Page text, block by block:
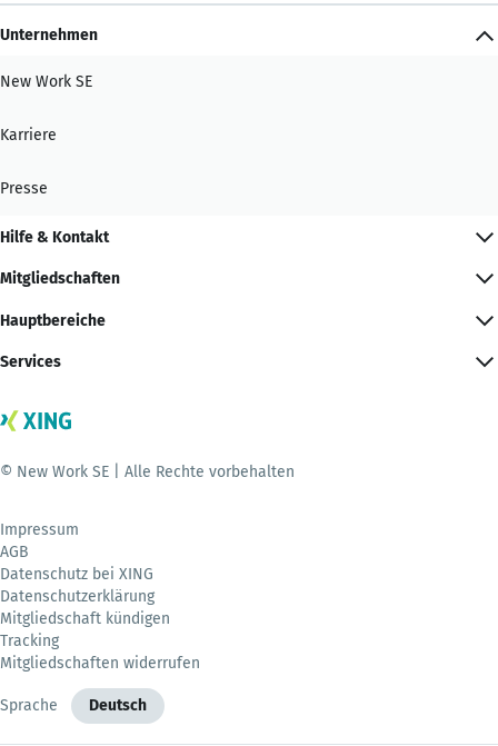
Unternehmen
New Work SE
Karriere
Presse
Hilfe & Kontakt
Mitgliedschaften
Hauptbereiche
Services
© New Work SE | Alle Rechte vorbehalten
Impressum
AGB
Datenschutz bei XING
Datenschutzerklärung
Mitgliedschaft kündigen
Tracking
Mitgliedschaften widerrufen
Sprache Deutsch